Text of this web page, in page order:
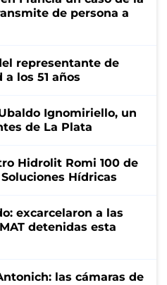
de persona a
representante de
los 51 años
Ignomiriello, un
de La Plata
Hidrolit Romi 100 de
Hídricas
excarcelaron a las
detenidas esta
las cámaras de